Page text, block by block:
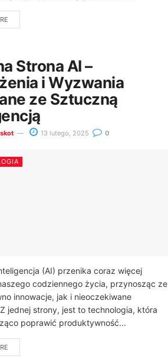
Strona AI –
i Wyzwania
ze Sztuczną
13 lutego, 2025 0
(AI) przenika coraz więcej
codziennego życia, przynosząc ze
innowacje, jak i nieoczekiwane
jednej strony, jest to technologia, która
poprawić produktywność...